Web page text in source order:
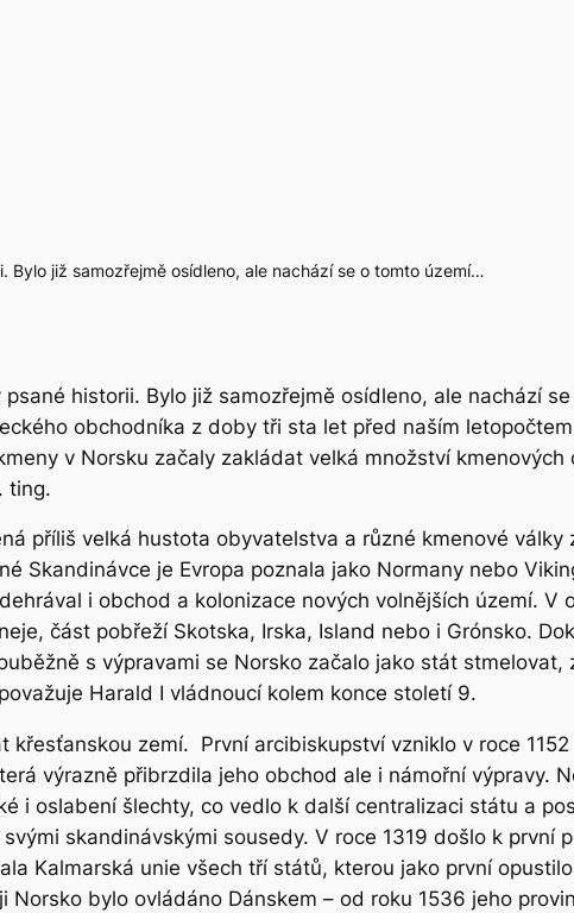
již samozřejmě osídleno, ale nachází se o tomto území…
historii. Bylo již samozřejmě osídleno, ale nachází
obchodníka z doby tři sta let před naším
v Norsku začaly zakládat velká množství kmenových
ting.
příliš velká hustota obyvatelstva a různé kmenové války
Skandinávce je Evropa poznala jako Normany nebo
i obchod a kolonizace nových volnějších území. V
část pobřeží Skotska, Irska, Island nebo i Grónsko.
s výpravami se Norsko začalo jako stát stmelovat,
Harald I vládnoucí kolem konce století 9.
křesťanskou zemí. První arcibiskupství vzniklo v roce
výrazně přibrzdila jeho obchod ale i námořní výpravy.
i oslabení šlechty, co vedlo k další centralizaci státu a
skandinávskými sousedy. V roce 1319 došlo k první
Kalmarská unie všech tří států, kterou jako první
bylo ovládáno Dánskem – od roku 1536 jeho